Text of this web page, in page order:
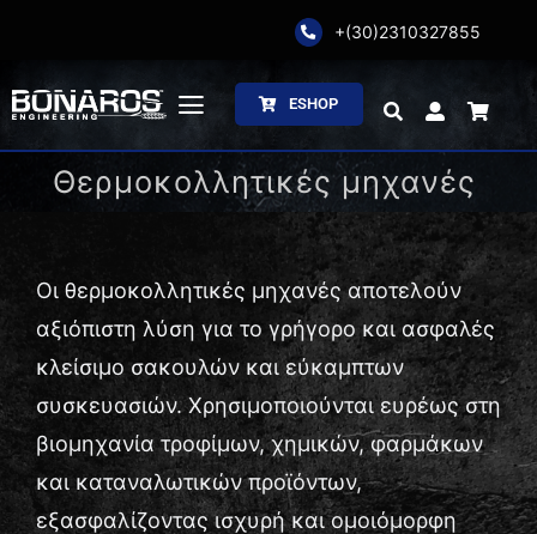
content
+(30)2310327855
Toggle
Navigation
Αρχική
Ζύγιση
Συσκευασία
Επεξεργασία
Κατάλογοι
ESHOP
Θερμοκολλητικές μηχανές
Οι θερμοκολλητικές μηχανές αποτελούν
αξιόπιστη λύση για το γρήγορο και ασφαλές
κλείσιμο σακουλών και εύκαμπτων
συσκευασιών. Χρησιμοποιούνται ευρέως στη
βιομηχανία τροφίμων, χημικών, φαρμάκων
και καταναλωτικών προϊόντων,
εξασφαλίζοντας ισχυρή και ομοιόμορφη